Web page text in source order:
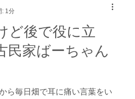
ど後で役に立
家ばーちゃん
ら毎日畑で耳に痛い言葉をい
: 1分